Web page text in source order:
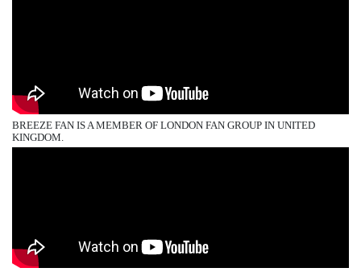
BREEZE FAN IS A MEMBER OF LONDON FAN GROUP IN UNITED
KINGDOM.